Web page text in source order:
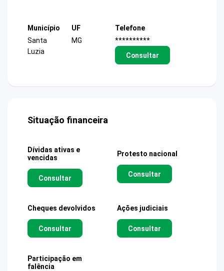
Município
Santa
Luzia
UF
MG
Telefone
**********
Consultar
Situação financeira
Dívidas ativas e
vencidas
Consultar
Protesto nacional
Consultar
Cheques devolvidos
Consultar
Ações judiciais
Consultar
Participação em
falência